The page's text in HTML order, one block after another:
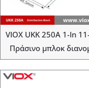
VIOX UKK 250A 1-In
Πράσινο μπλοκ